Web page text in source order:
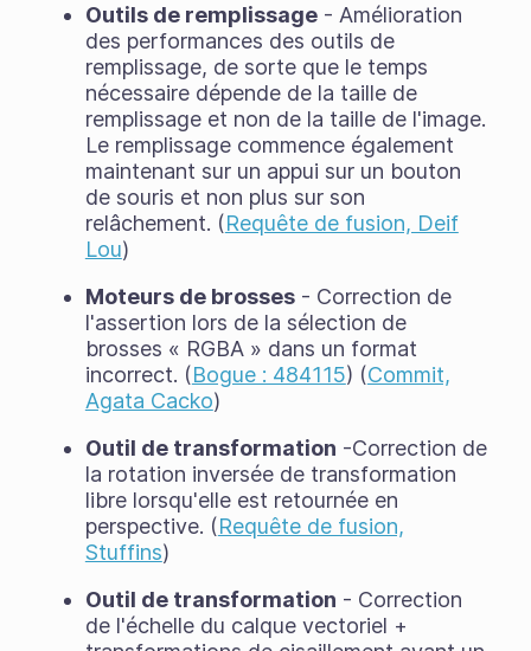
Outils de remplissage- Amélioration
des performances des outils de
remplissage, de sorte que le temps
nécessaire dépende de la taille de
remplissage et non de la taille de l'image.
Le remplissage commence également
maintenant sur un appui sur un bouton
de souris et non plus sur son
relâchement. (Requête de fusion, Deif
Lou)
Moteurs de brosses- Correction de
l'assertion lors de la sélection de
brosses « RGBA » dans un format
incorrect. (Bogue : 484115) (Commit,
Agata Cacko)
Outil de transformation -Correction de
la rotation inversée de transformation
libre lorsqu'elle est retournée en
perspective. (Requête de fusion,
Stuffins)
Outil de transformation - Correction
de l'échelle du calque vectoriel +